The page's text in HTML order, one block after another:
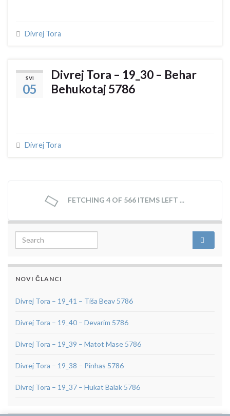
Divrej Tora
SVI
05
Divrej Tora – 19_30 – Behar
Behukotaj 5786
Divrej Tora
FETCHING 4 OF 566 ITEMS LEFT ...
Search for:
NOVI ČLANCI
Divrej Tora – 19_41 – Tiša Beav 5786
Divrej Tora – 19_40 – Devarim 5786
Divrej Tora – 19_39 – Matot Mase 5786
Divrej Tora – 19_38 – Pinhas 5786
Divrej Tora – 19_37 – Hukat Balak 5786